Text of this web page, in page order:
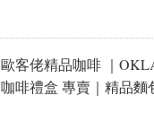
歐客佬精品咖啡 ｜
咖啡禮盒 專賣｜精品麵